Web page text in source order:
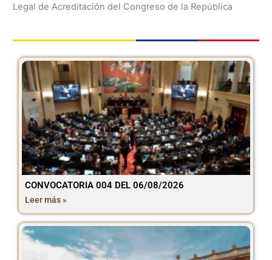
Legal de Acreditación del Congreso de la República
CONVOCATORIA 004 DEL 06/08/2026
Leer más »